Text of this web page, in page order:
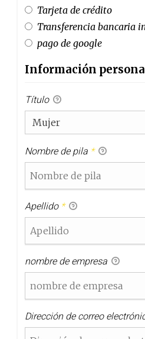
Tarjeta de crédito
Transferencia bancaria
pago de google
Información
Título
Nombre de pila *
Apellido *
nombre de empresa
Dirección de correo